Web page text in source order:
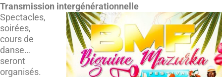
Transmission intergénérationnelle
Spectacles,
soirées,
cours de
danse…
seront
organisés.